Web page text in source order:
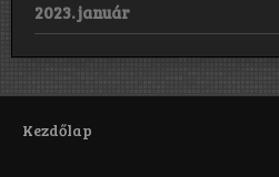
2023. január
Kezdőlap